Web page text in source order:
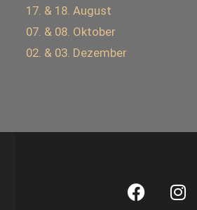
17. & 18. August
07. & 08. Oktober
02. & 03. Dezember